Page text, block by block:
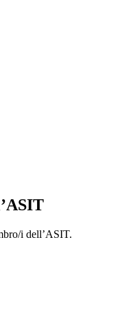
i dell’ASIT.